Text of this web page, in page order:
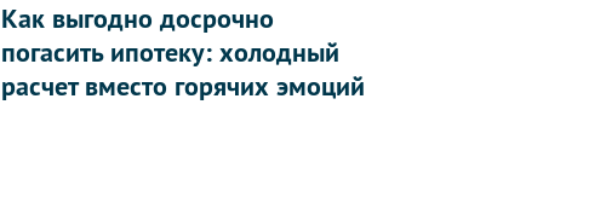
Как выгодно досрочно
погасить ипотеку: холодный
расчет вместо горячих эмоций